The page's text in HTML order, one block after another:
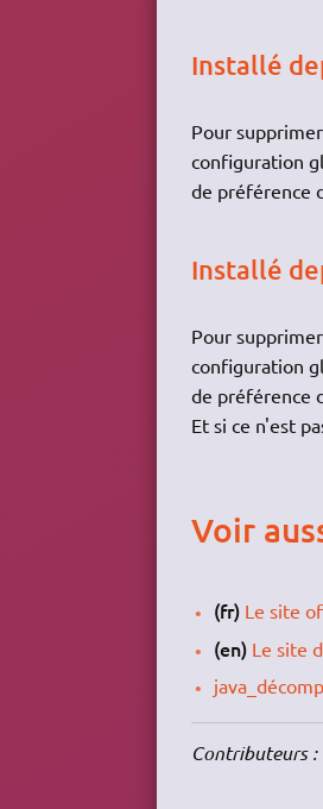
Installé
Pour
configuration
de préférence
Installé
Pour
configuration
de préférence
Et si ce n'est
Voir
(fr) Le site
(en) Le site
Contributeurs :